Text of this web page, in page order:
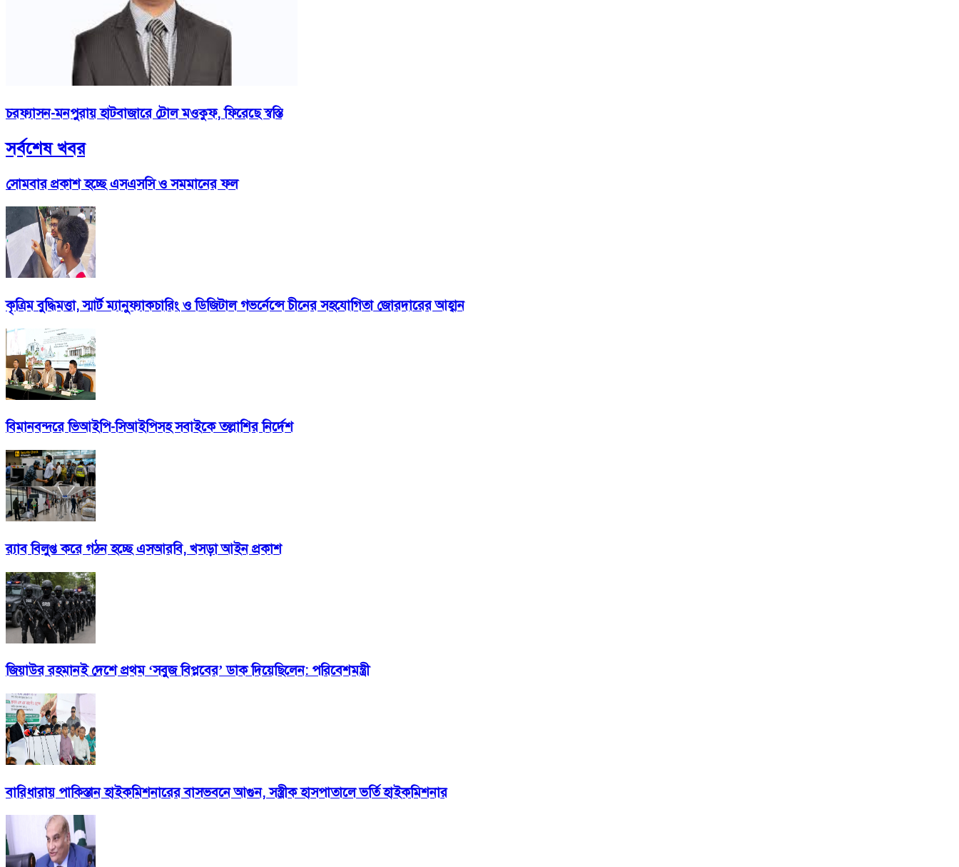
চরফ্যাসন-মনপুরায় হাটবাজারে টোল মওকুফ, ফিরেছে স্বস্তি
সর্বশেষ খবর
সোমবার প্রকাশ হচ্ছে এসএসসি ও সমমানের ফল
কৃত্রিম বুদ্ধিমত্তা, স্মার্ট ম্যানুফ্যাকচারিং ও ডিজিটাল গভর্নেন্সে চীনের সহযোগিতা জোরদারের আহ্বান
বিমানবন্দরে ভিআইপি-সিআইপিসহ সবাইকে তল্লাশির নির্দেশ
র‍্যাব বিলুপ্ত করে গঠন হচ্ছে এসআরবি, খসড়া আইন প্রকাশ
জিয়াউর রহমানই দেশে প্রথম ‘সবুজ বিপ্লবের’ ডাক দিয়েছিলেন: পরিবেশমন্ত্রী
বারিধারায় পাকিস্তান হাইকমিশনারের বাসভবনে আগুন, সস্ত্রীক হাসপাতালে ভর্তি হাইকমিশনার